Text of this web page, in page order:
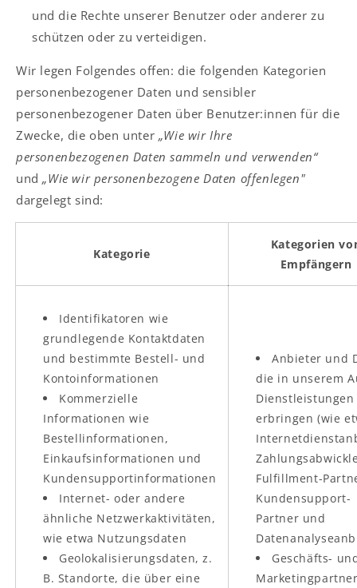
und die Rechte unserer Benutzer oder anderer zu
schützen oder zu verteidigen.
Wir legen Folgendes offen: die folgenden Kategorien
personenbezogener Daten und sensibler
personenbezogener Daten über Benutzer:innen für die
Zwecke, die oben unter „Wie wir Ihre
personenbezogenen Daten sammeln und verwenden“
und„Wie wir personenbezogene Daten offenlegen"
dargelegt sind:
Kategorie
Kategorien
Empfängern
Identifikatoren wie
grundlegende Kontaktdaten
und bestimmte Bestell- und
Kontoinformationen
Kommerzielle
Informationen wie
Bestellinformationen,
Einkaufsinformationen und
Kundensupportinformationen
Internet- oder andere
ähnliche Netzwerkaktivitäten,
wie etwa Nutzungsdaten
Geolokalisierungsdaten, z.
B. Standorte, die über eine
Anbieter und
die in unserem
Dienstleistungen
erbringen (wie
Fulfillment-
Kundensupport-
Partner und
Geschäfts-